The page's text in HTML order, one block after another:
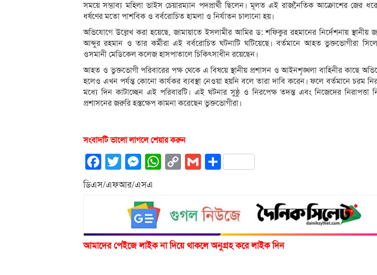
সময়ে সম্ভাব্য মহিলা ভাইস চেয়ারম্যান পদপ্রার্থী ছিলেন। মূলত এই রাজনৈতিক আক্রোশের জের
ধর্ষণের মতো পাশবিক ও বর্বরোচিত হামলা ও নির্যাতন চালানো হয়।
​অভিযোগে উল্লেখ করা হয়েছে, জামায়াতে ইসলামীর আমির ড: শফিকুর রহমানের নির্দেশনায় স্থানীয়
আব্দুর রহমান ও তার কর্মীরা এই বর্বরোচিত ঘটনাটি ঘটিয়েছে। বর্তমানে আহত ভুক্তভোগীরা
ওসমানী মেডিকেল কলেজ হাসপাতালে চিকিৎসাধীন রয়েছেন।
​আহত ও ভুক্তভোগী পরিবারের পক্ষ থেকে এ বিষয়ে স্থানীয় প্রশাসন ও আইনশৃঙ্খলা বাহিনীর কাছে
হলেও এখন পর্যন্ত কোনো কার্যকর ব্যবস্থা নেওয়া হয়নি বলে তারা দাবি করেন। ফলে বর্তমানে চরম
মধ্যে দিন কাটাচ্ছেন এই পরিবারটি। এই ঘটনার সুষ্ঠু ও নিরপেক্ষ তদন্ত এবং নিজেদের নিরাপত্তা
প্রশাসনের জরুরি হস্তক্ষেপ কামনা করেছেন ভুক্তভোগীরা।
সংবাদটি ভালো লাগলে শেয়ার করুন
Facebook
Twitter
Messenger
WhatsApp
CopyGmailShare
ডিএস/এফআর/এসএ
আমাদের পেইজে লাইক না দিয়ে থাকলে অনুগ্রহ করে লাইক দিন